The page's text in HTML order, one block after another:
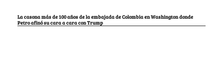
La casona más de 100 años de la embajada de Colombia en Washington donde
Petro afinó su cara a cara con Trump